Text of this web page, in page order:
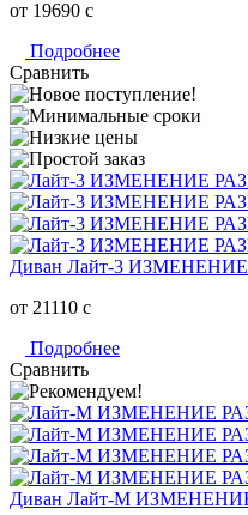
от 19690 c
Подробнее
Сравнить
Диван Лайт-3
от 21110 c
Подробнее
Сравнить
Диван Лайт-М